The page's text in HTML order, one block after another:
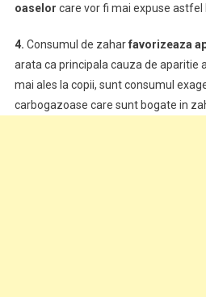
oaselor care vor fi mai expuse astfel
4. Consumul de zaharfavorizeaza
arata ca principala cauza de aparitie
mai ales la copii, sunt consumul
carbogazoase care sunt bogate in